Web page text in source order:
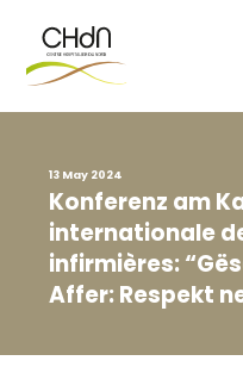
13 May 2024
Konferenz am
internationale
infirmières:
Affer: Respekt